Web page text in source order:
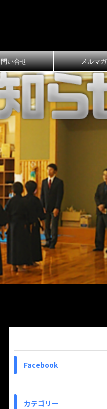
問い合せ メルマガ
Facebook
カテゴリー